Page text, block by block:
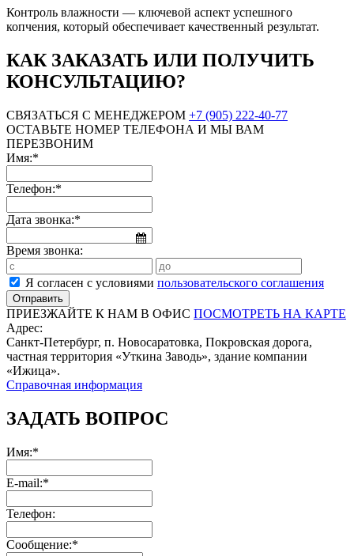
Контроль влажности — ключевой аспект успешного
копчения, который обеспечивает качественный результат.
КАК ЗАКАЗАТЬ ИЛИ ПОЛУЧИТЬ
КОНСУЛЬТАЦИЮ?
СВЯЗАТЬСЯ С МЕНЕДЖЕРОМ +7 (905) 222-40-77
ОСТАВЬТЕ НОМЕР ТЕЛЕФОНА И МЫ ВАМ
ПЕРЕЗВОНИМ
Имя:*
Телефон:*
Дата звонка:*
Время звонка:
Я согласен с условиями пользовательского соглашения
ПРИЕЗЖАЙТЕ К НАМ В ОФИС ПОСМОТРЕТЬ НА КАРТЕ
Адрес:
Санкт-Петербург, п. Новосаратовка, Покровская дорога,
частная территория «Уткина Заводь», здание компании
«Ижица».
Справочная информация
ЗАДАТЬ ВОПРОС
Имя:*
E-mail:*
Телефон:
Сообщение:*